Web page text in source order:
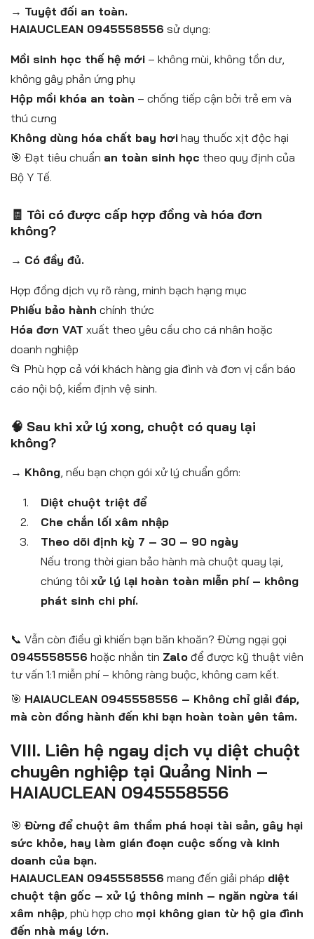
→ Tuyệt đối an toàn.
HAIAUCLEAN 0945558556 sử dụng:
Mồi sinh học thế hệ mới – không mùi, không tồn dư,
không gây phản ứng phụ
Hộp mồi khóa an toàn – chống tiếp cận bởi trẻ em và
thú cưng
Không dùng hóa chất bay hơi hay thuốc xịt độc hại
🎯 Đạt tiêu chuẩn an toàn sinh học theo quy định của
Bộ Y Tế.
🧾 Tôi có được cấp hợp đồng và hóa đơn
không?
→ Có đầy đủ.
Hợp đồng dịch vụ rõ ràng, minh bạch hạng mục
Phiếu bảo hành chính thức
Hóa đơn VAT xuất theo yêu cầu cho cá nhân hoặc
doanh nghiệp
📂 Phù hợp cả với khách hàng gia đình và đơn vị cần báo
cáo nội bộ, kiểm định vệ sinh.
🧠 Sau khi xử lý xong, chuột có quay lại
không?
→ Không, nếu bạn chọn gói xử lý chuẩn gồm:
Diệt chuột triệt để
Che chắn lối xâm nhập
Theo dõi định kỳ 7 – 30 – 90 ngày
Nếu trong thời gian bảo hành mà chuột quay lại,
chúng tôi xử lý lại hoàn toàn miễn phí – không
phát sinh chi phí.
📞 Vẫn còn điều gì khiến bạn băn khoăn? Đừng ngại gọi
0945558556 hoặc nhắn tin Zalo để được kỹ thuật viên
tư vấn 1:1 miễn phí – không ràng buộc, không cam kết.
🎯 HAIAUCLEAN 0945558556 – Không chỉ giải đáp,
mà còn đồng hành đến khi bạn hoàn toàn yên tâm.
VIII. Liên hệ ngay dịch vụ diệt chuột
chuyên nghiệp tại Quảng Ninh –
HAIAUCLEAN 0945558556
🎯 Đừng để chuột âm thầm phá hoại tài sản, gây hại
sức khỏe, hay làm gián đoạn cuộc sống và kinh
doanh của bạn.
HAIAUCLEAN 0945558556 mang đến giải pháp diệt
chuột tận gốc – xử lý thông minh – ngăn ngừa tái
xâm nhập , phù hợp cho mọi không gian từ hộ gia đình
đến nhà máy lớn.